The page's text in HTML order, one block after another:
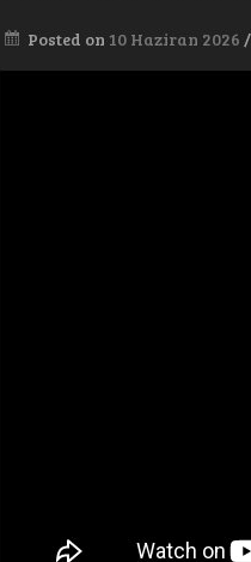
Posted on 10 Haziran 2026 /